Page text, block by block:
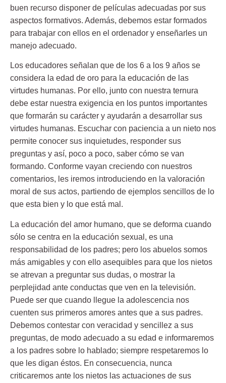
buen recurso disponer de películas adecuadas por sus
aspectos formativos. Además, debemos estar formados
para trabajar con ellos en el ordenador y enseñarles un
manejo adecuado.
Los educadores señalan que de los 6 a los 9 años se
considera la edad de oro para la educación de las
virtudes humanas. Por ello, junto con nuestra ternura
debe estar nuestra exigencia en los puntos importantes
que formarán su carácter y ayudarán a desarrollar sus
virtudes humanas. Escuchar con paciencia a un nieto nos
permite conocer sus inquietudes, responder sus
preguntas y así, poco a poco, saber cómo se van
formando. Conforme vayan creciendo con nuestros
comentarios, les iremos introduciendo en la valoración
moral de sus actos, partiendo de ejemplos sencillos de lo
que esta bien y lo que está mal.
La educación del amor humano, que se deforma cuando
sólo se centra en la educación sexual, es una
responsabilidad de los padres; pero los abuelos somos
más amigables y con ello asequibles para que los nietos
se atrevan a preguntar sus dudas, o mostrar la
perplejidad ante conductas que ven en la televisión.
Puede ser que cuando llegue la adolescencia nos
cuenten sus primeros amores antes que a sus padres.
Debemos contestar con veracidad y sencillez a sus
preguntas, de modo adecuado a su edad e informaremos
a los padres sobre lo hablado; siempre respetaremos lo
que les digan éstos. En consecuencia, nunca
criticaremos ante los nietos las actuaciones de sus